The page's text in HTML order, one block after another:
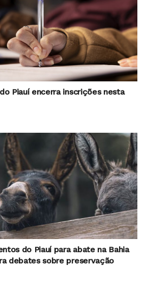
Piauí encerra inscrições nesta
do Piauí para abate na Bahia
debates sobre preservação